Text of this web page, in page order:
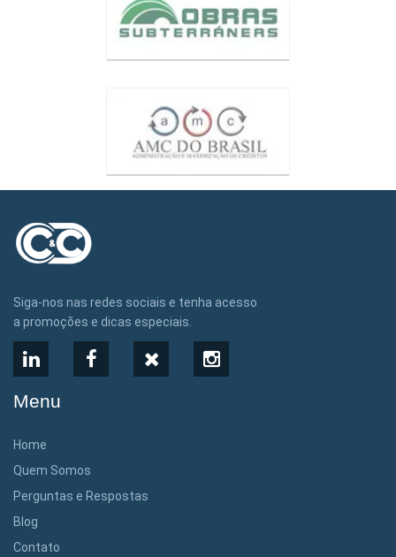
Siga-nos nas redes sociais e tenha acesso
a promoções e dicas especiais.
LinkedInFacebook Instagram
Menu
Home
Quem Somos
Perguntas e Respostas
Blog
Contato